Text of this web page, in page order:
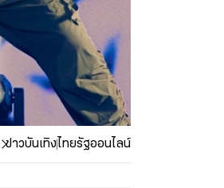
ข่าวบันเทิงไทยรัฐออนไลน์